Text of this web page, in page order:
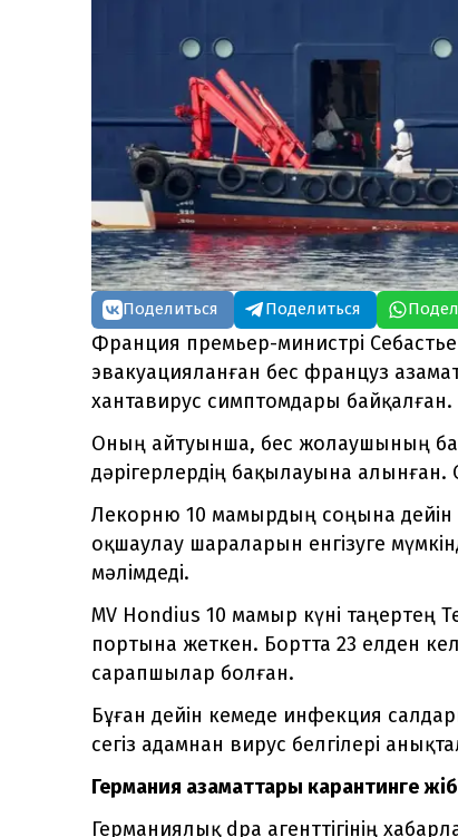
Поделиться Поделиться
Франция премьер-министрі
эвакуацияланған бес француз
хантавирус симптомдары байқалған.
Оның айтуынша, бес жолаушының
дәрігерлердің бақылауына
Лекорню 10 мамырдың соңына дейін
оқшаулау шараларын енгізуге
мәлімдеді.
MV Hondius 10 мамыр күні
портына жеткен. Бортта 23 елден
сарапшылар болған.
Бұған дейін кемеде инфекция
сегіз адамнан вирус белгілері
Германия азаматтары карантинге
Германиялық dpa агенттігінің